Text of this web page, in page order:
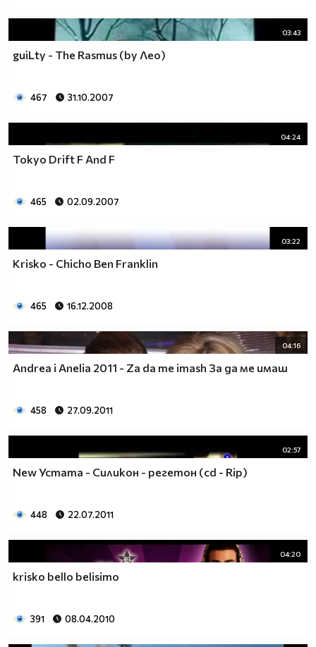
03:43
guiLty - The Rasmus (by Лео)
467 31.10.2007
04:24
Tokyo Drift F And F
465 02.09.2007
03:22
Krisko - Chicho Ben Franklin
465 16.12.2008
04:16
Andrea i Anelia 2011 - Za da me imash За да ме имаш
458 27.09.2011
02:57
New Устата - Силикон - регетон (cd - Rip)
448 22.07.2011
04:20
krisko bello belisimo
391 08.04.2010